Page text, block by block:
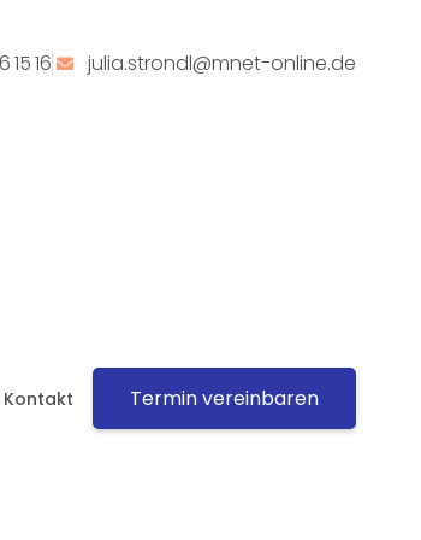
16 julia.strondl@mnet-online.de
Kontakt Termin vereinbaren